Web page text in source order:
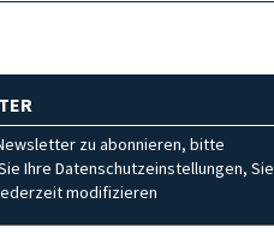
zu abonnieren, bitte
Ihre Datenschutzeinstellungen, Sie
modifizieren